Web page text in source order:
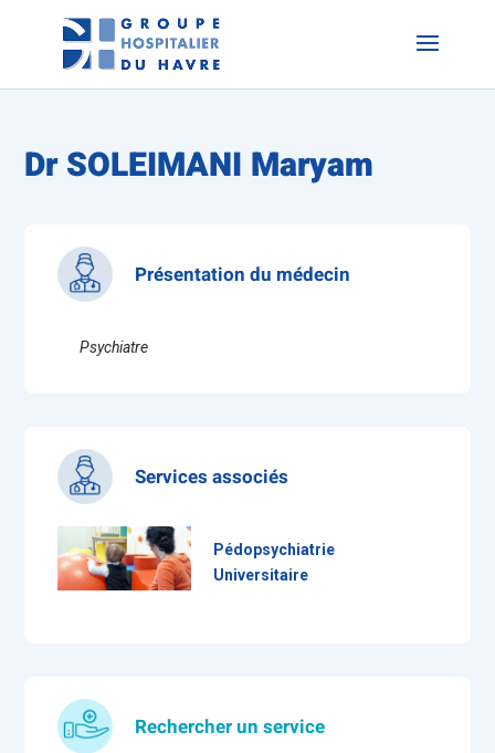
Dr SOLEIMANI Maryam
Présentation du médecin
Psychiatre
Services associés
Pédopsychiatrie
Universitaire
Rechercher un service